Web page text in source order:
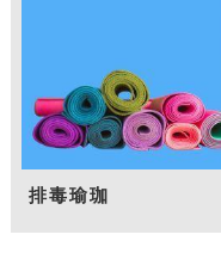
排毒瑜珈